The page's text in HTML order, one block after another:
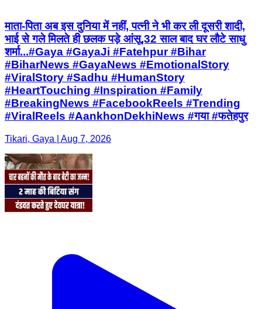
माता-पिता अब इस दुनिया में नहीं, पत्नी ने भी कर ली दूसरी शादी,
भाई से गले मिलते ही छलक पड़े आंसू,32 साल बाद घर लौटे साधु
शर्मा...#Gaya #GayaJi #Fatehpur #Bihar
#BiharNews #GayaNews #EmotionalStory
#ViralStory #Sadhu #HumanStory
#HeartTouching #Inspiration #Family
#BreakingNews #FacebookReels #Trending
#ViralReels #AankhonDekhiNews #गया #फतेहपुर
Tikari, Gaya | Aug 7, 2026